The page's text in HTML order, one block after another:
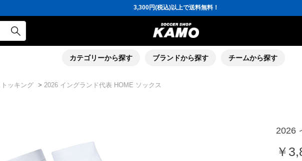
3,300円(税込)以上で送料無料！
ポイント還元率5％！プレミア会員は7％
会員の方にはお誕生月に「10％OFFクーポン」プレゼント！
16,000円(税込)以上でシューズケースプレゼント！
3,300円(税込)以上で送料無料！
ポイント還元率5％！プレミア会員は7％
会員の方にはお誕生月に「10％OFFクーポン」プレゼント！
16,000円(税込)以上でシューズケースプレゼント！
カテゴリーから探す ブランドから探す チームから探す
ッキング > 2026 イングランド代表 HOME ソックス
2026
￥